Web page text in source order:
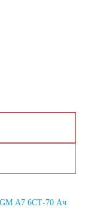
A7 6СТ-70 Ач